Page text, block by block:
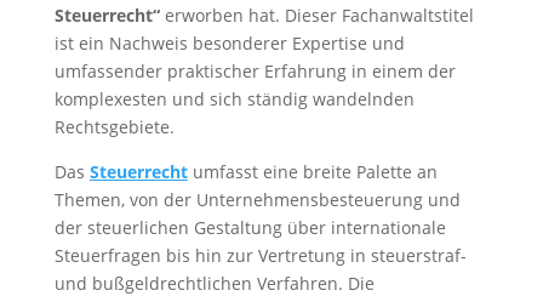
Steuerrecht“erworben hat. Dieser Fachanwaltstitel
ist ein Nachweis besonderer Expertise und
umfassender praktischer Erfahrung in einem der
komplexesten und sich ständig wandelnden
Rechtsgebiete.
Das Steuerrechtumfasst eine breite Palette an
Themen, von der Unternehmensbesteuerung und
der steuerlichen Gestaltung über internationale
Steuerfragen bis hin zur Vertretung in steuerstraf-
und bußgeldrechtlichen Verfahren. Die